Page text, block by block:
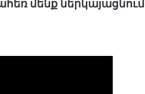
մենք ներկայացնում